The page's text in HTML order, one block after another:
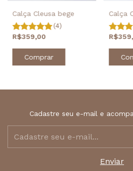
Calça Cleusa bege
(4)
R$359,00
Comprar
Calça
Cadastre seu e-mail e